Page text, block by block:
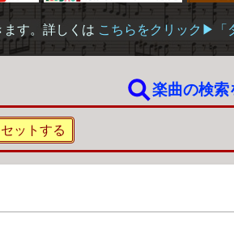
す。詳しくは こちらをクリック▶︎「
楽曲の検索
ットする